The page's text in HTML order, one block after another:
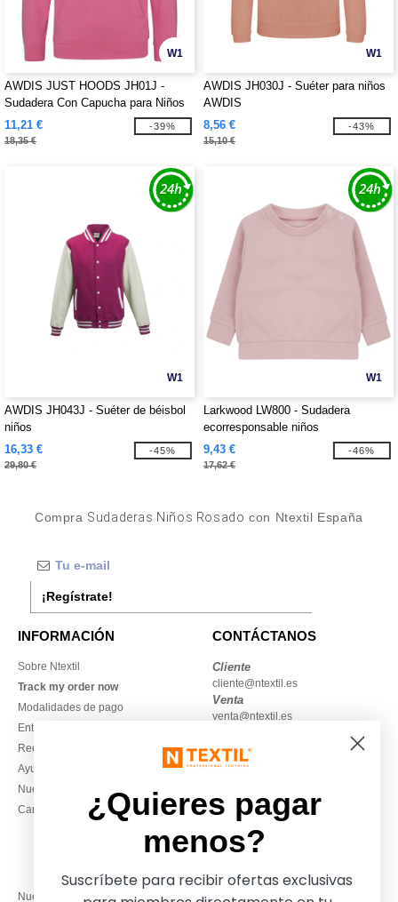
W1
AWDIS JUST HOODS JH01J -
Sudadera Con Capucha para Niños
11,21 €
18,35 €
-39%
W1
AWDIS JH030J - Suéter para niños
AWDIS
8,56 €
15,10 €
-43%
W1
AWDIS JH043J - Suéter de béisbol
niños
16,33 €
29,80 €
-45%
W1
Larkwood LW800 - Sudadera
ecorresponsable niños
9,43 €
17,62 €
-46%
Compra Sudaderas Niños Rosado con Ntextil España
¡Regístrate!
INFORMACIÓN
Sobre Ntextil
Track my order now
Modalidades de pago
Entrega
Reembolsos / devoluciones
Ayuda & FAQs
Nuestros compromisos
Camisetas locales al por mayor
CONTÁCTANOS
Cliente
cliente@ntextil.es
Venta
venta@ntextil.es
930 410 200
Viernes: 10:00–14:00
Nuestros socios financieros
¿Quieres pagar
menos?
Suscríbete para recibir ofertas exclusivas